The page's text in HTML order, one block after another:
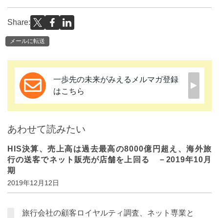
Share:
メールに転送
一歩先の未来がみえるメルマガ登録
はこちら
あわせて読みたい
HIS決算、売上高は過去最高の8000億円超え、海外旅
行の送客でネット販売が店舗を上回る －2019年10月
期
2019年12月12日
旅行会社の顧客ロイヤルティ調査、ネット専業と